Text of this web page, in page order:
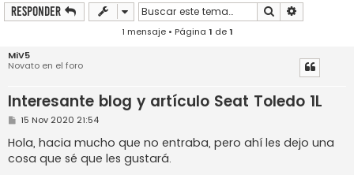
Responder Buscar
1 mensaje • Página 1 de1
MiV5
Novato en el foro
Interesante blog y artículo Seat Toledo 1L
M
n
s
a
15 Nov 2020 21:54
Hola, hacia mucho que no entraba, pero ahí les dejo una
cosa que sé que les gustará.